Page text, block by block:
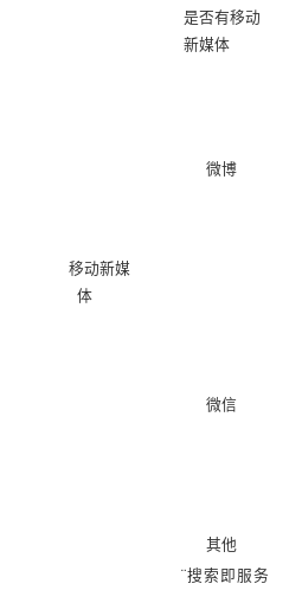
移动新媒
体
是否有移动
新媒体
微博
微信
其他
¨搜索即服务